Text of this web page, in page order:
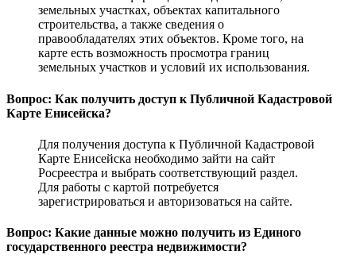
земельных участках, объектах капитального
строительства, а также сведения о
правообладателях этих объектов. Кроме того, на
карте есть возможность просмотра границ
земельных участков и условий их использования.
Вопрос: Как получить доступ к Публичной Кадастровой
Карте Енисейска?
Для получения доступа к Публичной Кадастровой
Карте Енисейска необходимо зайти на сайт
Росреестра и выбрать соответствующий раздел.
Для работы с картой потребуется
зарегистрироваться и авторизоваться на сайте.
Вопрос: Какие данные можно получить из Единого
государственного реестра недвижимости?